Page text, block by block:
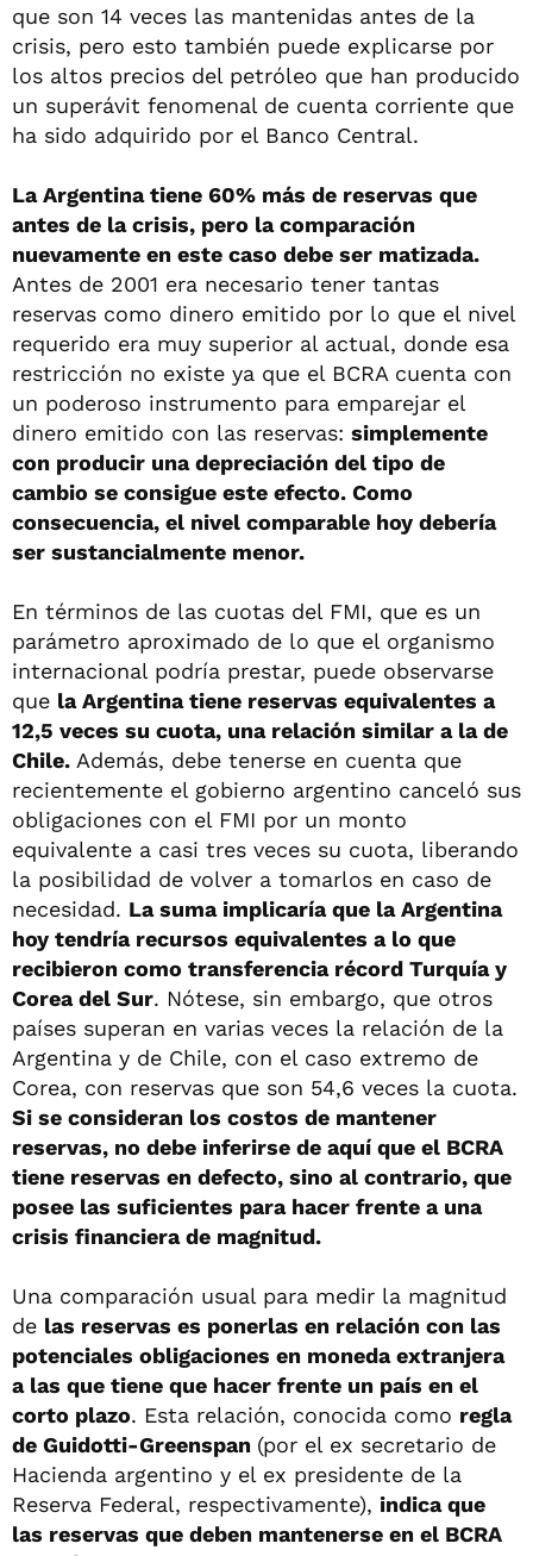
que son 14 veces las mantenidas antes de la
crisis, pero esto también puede explicarse por
los altos precios del petróleo que han producido
un superávit fenomenal de cuenta corriente que
ha sido adquirido por el Banco Central.
La Argentina tiene 60% más de reservas que
antes de la crisis, pero la comparación
nuevamente en este caso debe ser matizada.
Antes de 2001 era necesario tener tantas
reservas como dinero emitido por lo que el nivel
requerido era muy superior al actual, donde esa
restricción no existe ya que el BCRA cuenta con
un poderoso instrumento para emparejar el
dinero emitido con las reservas: simplemente
con producir una depreciación del tipo de
cambio se consigue este efecto. Como
consecuencia, el nivel comparable hoy debería
ser sustancialmente menor.
En términos de las cuotas del FMI, que es un
parámetro aproximado de lo que el organismo
internacional podría prestar, puede observarse
que la Argentina tiene reservas equivalentes a
12,5 veces su cuota, una relación similar a la de
Chile. Además, debe tenerse en cuenta que
recientemente el gobierno argentino canceló sus
obligaciones con el FMI por un monto
equivalente a casi tres veces su cuota, liberando
la posibilidad de volver a tomarlos en caso de
necesidad. La suma implicaría que la Argentina
hoy tendría recursos equivalentes a lo que
recibieron como transferencia récord Turquía y
Corea del Sur. Nótese, sin embargo, que otros
países superan en varias veces la relación de la
Argentina y de Chile, con el caso extremo de
Corea, con reservas que son 54,6 veces la cuota.
Si se consideran los costos de mantener
reservas, no debe inferirse de aquí que el BCRA
tiene reservas en defecto, sino al contrario, que
posee las suficientes para hacer frente a una
crisis financiera de magnitud.
Una comparación usual para medir la magnitud
de las reservas es ponerlas en relación con las
potenciales obligaciones en moneda extranjera
a las que tiene que hacer frente un país en el
corto plazo. Esta relación, conocida como regla
de Guidotti-Greenspan (por el ex secretario de
Hacienda argentino y el ex presidente de la
Reserva Federal, respectivamente), indica que
las reservas que deben mantenerse en el BCRA